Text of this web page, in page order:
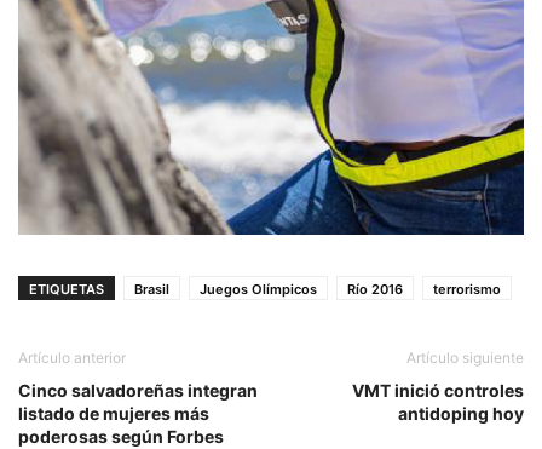
ETIQUETAS Brasil Juegos Olímpicos Río 2016 terrorismo
Artículo anterior
Cinco salvadoreñas integran
listado de mujeres más
poderosas según Forbes
Artículo siguiente
VMT inició controles
antidoping hoy